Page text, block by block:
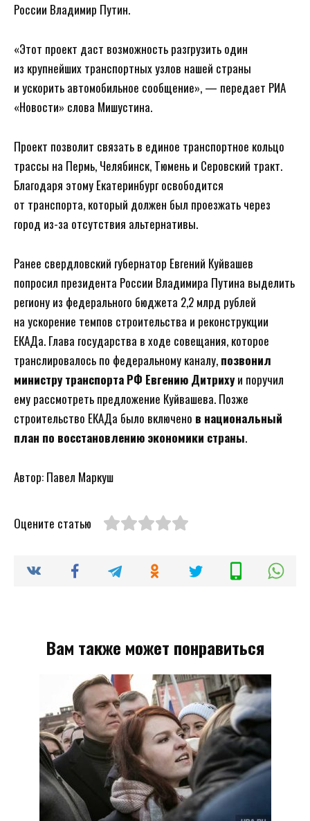
России Владимир Путин.
«Этот проект даст возможность разгрузить один
из крупнейших транспортных узлов нашей страны
и ускорить автомобильное сообщение», — передает РИА
«Новости» слова Мишустина.
Проект позволит связать в единое транспортное кольцо
трассы на Пермь, Челябинск, Тюмень и Серовский тракт.
Благодаря этому Екатеринбург освободится
от транспорта, который должен был проезжать через
город из-за отсутствия альтернативы.
Ранее свердловский губернатор Евгений Куйвашев
попросил президента России Владимира Путина выделить
региону из федерального бюджета 2,2 млрд рублей
на ускорение темпов строительства и реконструкции
ЕКАДа. Глава государства в ходе совещания, которое
транслировалось по федеральному каналу, позвонил
министру транспорта РФ Евгению Дитрихуи поручил
ему рассмотреть предложение Куйвашева. Позже
строительство ЕКАДа было включено в национальный
план по восстановлению экономики страны.
Автор: Павел Маркуш
Оцените статью
Вам также может понравиться